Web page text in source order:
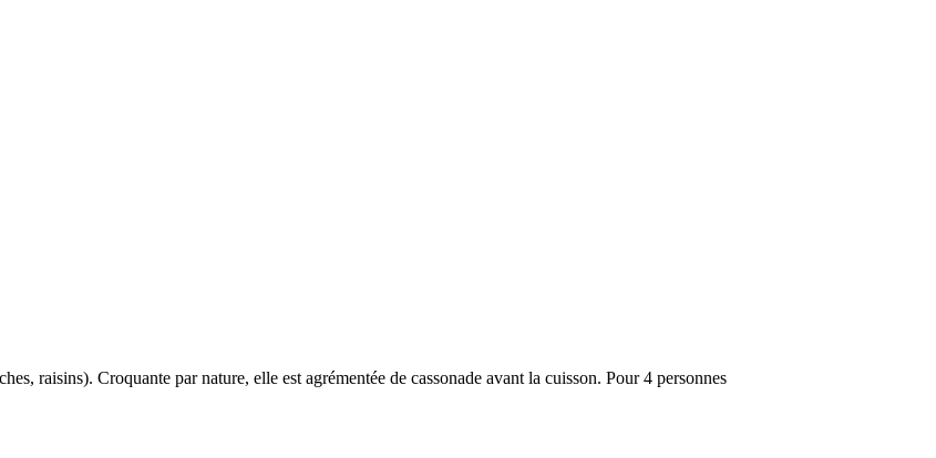
raisins). Croquante par nature, elle est agrémentée de cassonade avant la cuisson. Pour 4 personnes